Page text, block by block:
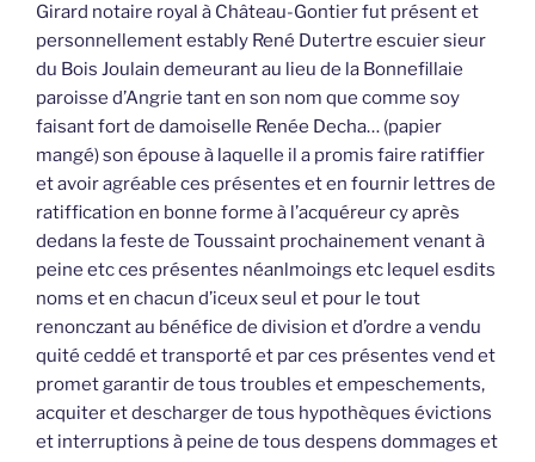
Girard notaire royal à Château-Gontier fut présent et
personnellement estably René Dutertre escuier sieur
du Bois Joulain demeurant au lieu de la Bonnefillaie
paroisse d’Angrie tant en son nom que comme soy
faisant fort de damoiselle Renée Decha… (papier
mangé) son épouse à laquelle il a promis faire ratiffier
et avoir agréable ces présentes et en fournir lettres de
ratiffication en bonne forme à l’acquéreur cy après
dedans la feste de Toussaint prochainement venant à
peine etc ces présentes néanlmoings etc lequel esdits
noms et en chacun d’iceux seul et pour le tout
renonczant au bénéfice de division et d’ordre a vendu
quité ceddé et transporté et par ces présentes vend et
promet garantir de tous troubles et empeschements,
acquiter et descharger de tous hypothèques évictions
et interruptions à peine de tous despens dommages et